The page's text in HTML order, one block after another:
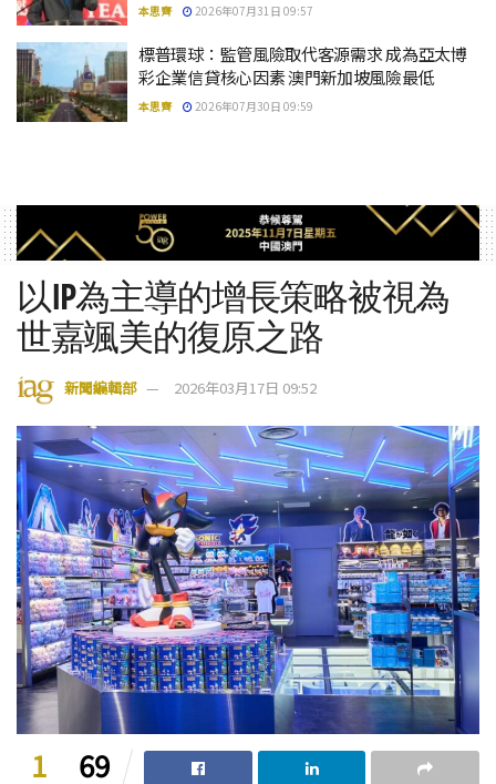
本思齊 2026年07月31日 09:57
標普環球：監管風險取代客源需求 成為亞太博
彩企業信貸核心因素 澳門新加坡風險最低
本思齊 2026年07月30日 09:59
以IP為主導的增長策略被視為
世嘉颯美的復原之路
新聞編輯部 2026年03月17日 09:52
1 69